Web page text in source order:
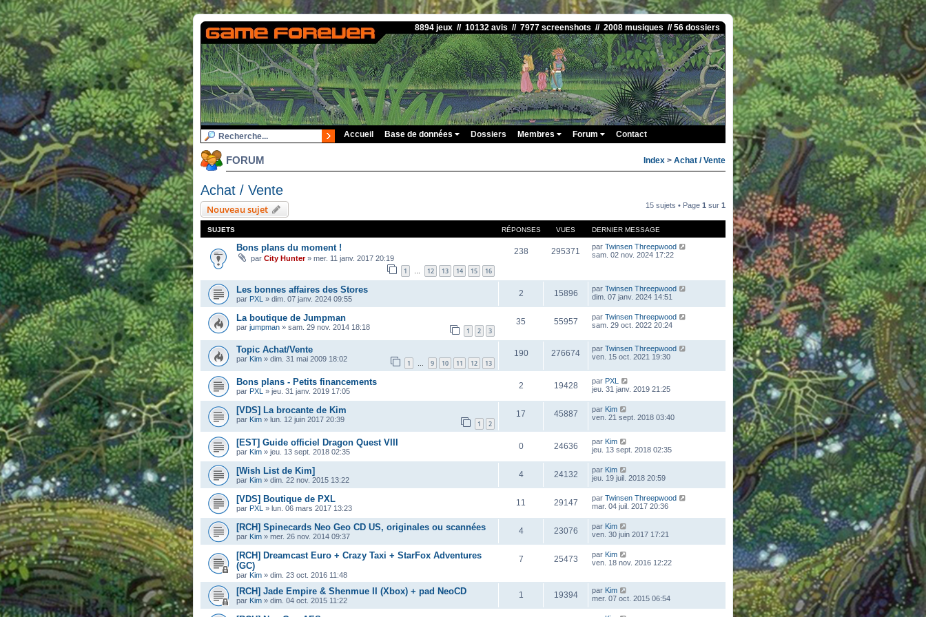
8894 jeux // 10132 avis // 7977 screenshots // 2008 musiques // 56 dossiers
Accueil Base de données Dossiers Membres Forum Contact
FORUM Index > Achat / Vente
Achat / Vente
Nouveau sujet 15 sujets • Page 1 sur 1
SUJETS RÉPONSES VUES DERNIER MESSAGE
Bons plans du moment !
par City Hunter» mer. 11 janv. 2017 20:19
1 … 12 13 14 15 16
238 295371 par Twinsen Threepwood
sam. 02 nov. 2024 17:22
Les bonnes affaires des Stores
par PXL » dim. 07 janv. 2024 09:55
2 15896 par Twinsen Threepwood
dim. 07 janv. 2024 14:51
La boutique de Jumpman
par jumpman » sam. 29 nov. 2014 18:18 1 2 3
35 55957 par Twinsen Threepwood
sam. 29 oct. 2022 20:24
Topic Achat/Vente
par Kim » dim. 31 mai 2009 18:02 1 … 9 10 11 12 13
190 276674 par Twinsen Threepwood
ven. 15 oct. 2021 19:30
Bons plans - Petits financements
par PXL » jeu. 31 janv. 2019 17:05
2 19428 par PXL
jeu. 31 janv. 2019 21:25
[VDS] La brocante de Kim
par Kim » lun. 12 juin 2017 20:39 1 2
17 45887 par Kim
ven. 21 sept. 2018 03:40
[EST] Guide officiel Dragon Quest VIII
par Kim » jeu. 13 sept. 2018 02:35
0 24636 par Kim
jeu. 13 sept. 2018 02:35
[Wish List de Kim]
par Kim » dim. 22 nov. 2015 13:22
4 24132 par Kim
jeu. 19 juil. 2018 20:59
[VDS] Boutique de PXL
par PXL » lun. 06 mars 2017 13:23
11 29147 par Twinsen Threepwood
mar. 04 juil. 2017 20:36
[RCH] Spinecards Neo Geo CD US, originales ou scannées
par Kim » mer. 26 nov. 2014 09:37
4 23076 par Kim
ven. 30 juin 2017 17:21
[RCH] Dreamcast Euro + Crazy Taxi + StarFox Adventures
(GC)
par Kim » dim. 23 oct. 2016 11:48
7 25473 par Kim
ven. 18 nov. 2016 12:22
[RCH] Jade Empire & Shenmue II (Xbox) + pad NeoCD
par Kim » dim. 04 oct. 2015 11:22
1 19394 par Kim
mer. 07 oct. 2015 06:54